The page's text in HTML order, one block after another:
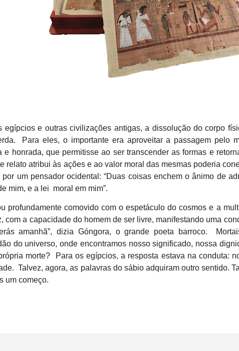
egípcios e outras civilizações antigas, a dissolução do corpo
Para eles, o importante era aproveitar a passagem pelo
e honrada, que permitisse ao ser transcender as formas e
relato atribui às ações e ao valor moral das mesmas poderia
por um pensador ocidental: “Duas coisas enchem o ânimo de
mim, e a lei moral em mim”.
profundamente comovido com o espetáculo do cosmos e a
com a capacidade do homem de ser livre, manifestando uma
amanhã”, dizia Góngora, o grande poeta barroco.
do universo, onde encontramos nosso significado, nossa
morte? Para os egípcios, a resposta estava na conduta:
Talvez, agora, as palavras do sábio adquiram outro sentido.
um começo.